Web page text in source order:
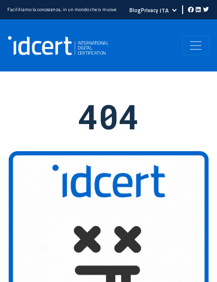
Facilitiamo la conoscenza, in un mondo che si muove. BlogPrivacy
404